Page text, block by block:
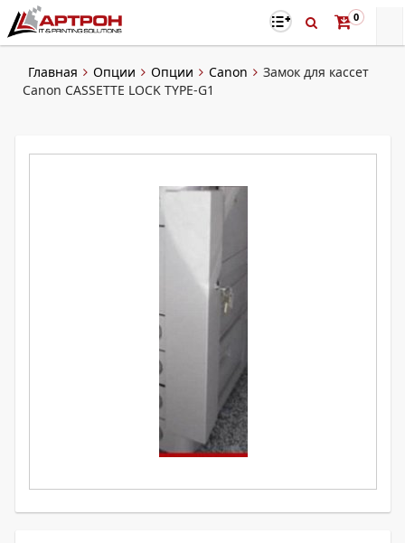
0
Главная Опции Опции Canon
Замок для кассет
Canon CASSETTE LOCK TYPE-G1